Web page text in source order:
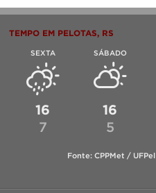
TEMPO EM PELOTAS, RS
SEXTA
16
7
SÁBADO
16
5
Fonte: CPPMet / UFPel